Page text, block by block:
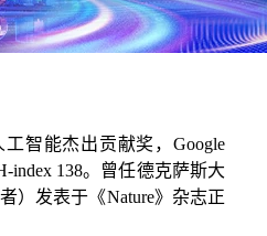
智能杰出贡献奖，Google
index 138。曾任德克萨斯大
）发表于《Nature》杂志正